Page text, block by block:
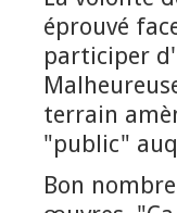
éprouvé
participer
terrain
"public"
Bon